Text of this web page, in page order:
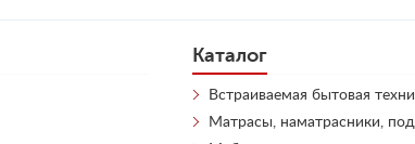
Каталог
Встраиваемая бытовая
Матрасы, наматрасники,